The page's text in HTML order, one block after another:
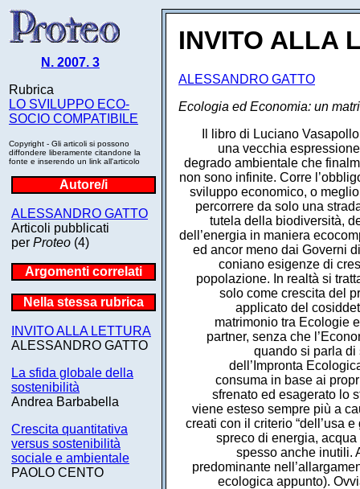
N. 2007. 3
Rubrica
LO SVILUPPO ECO-
SOCIO COMPATIBILE
Copyright - Gli articoli si possono
diffondere liberamente citandone la
fonte e inserendo un link all'articolo
Autore/i
ALESSANDRO GATTO
Articoli pubblicati
per Proteo (4)
Argomenti correlati
Nella stessa rubrica
INVITO ALLA LETTURA
ALESSANDRO GATTO
La sfida globale della
sostenibilità
Andrea Barbabella
Crescita quantitativa
versus sostenibilità
sociale e ambientale
PAOLO CENTO
INVITO ALLA
ALESSANDRO GATTO
Ecologia ed Economia: un
Il libro di Luciano
una vecchia
degrado ambientale che
non sono infinite. Corre
sviluppo economico, o
percorrere da solo una
tutela della biodiversità,
dell’energia in maniera
ed ancor meno dai Governi
coniano esigenze di
popolazione. In realtà si
solo come crescita del
applicato del
matrimonio tra Ecologie
partner, senza che
quando si parla di
dell’Impronta
consuma in base ai
sfrenato ed esagerato lo
viene esteso sempre più a
creati con il criterio “dell’usa
spreco di energia,
spesso anche inutili.
predominante
ecologica appunto).